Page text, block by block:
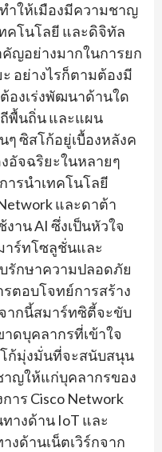
ำให้เมืองมีความชาญ
คโนโลยี และดิจิทัล
ญอย่างมากในการยก
อย่างไรก็ตามต้องมี
องเร่งพัฒนาด้านใด
พื้นถิ่น และแผน
ซิสโก้อยู่เบื้องหลังค
อัจฉริยะในหลายๆ
ารนำเทคโนโลยี
และดาต้า
าน AI ซึ่งเป็นหัวใจ
ร์ทโซลูชั่นและ
รักษาความปลอดภัย
ตอบโจทย์การสร้าง
ากนี้สมาร์ทซิตี้จะขับ
าดบุคลากรที่เข้าใจ
ก้มุ่งมั่นที่จะสนับสนุน
าญให้แก่บุคลากรของ
าร Cisco Network
างด้าน IoT และ
งด้านเน็ตเวิร์กจาก